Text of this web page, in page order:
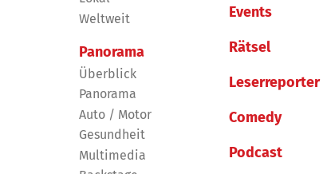
Weltweit
Panorama
Überblick
Panorama
Auto / Motor
Gesundheit
Multimedia
Events
Rätsel
Leserreporter
Comedy
Podcast